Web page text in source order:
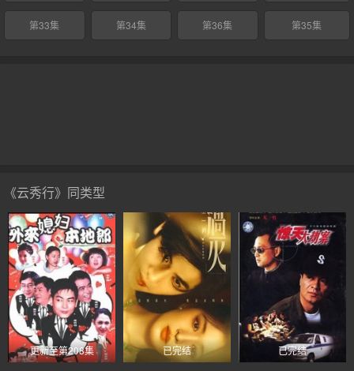
第33集 第34集 第35集
第36集
《云秀行》同类型
更新至第208集 已完结 已完结